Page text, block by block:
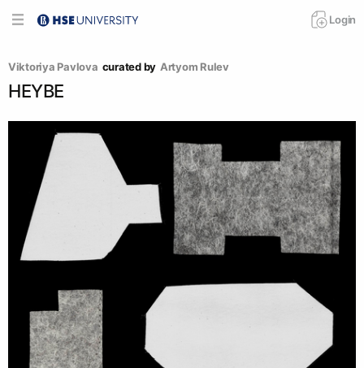
Login
Viktoriya Pavlova curated by Artyom Rulev
HEYBE